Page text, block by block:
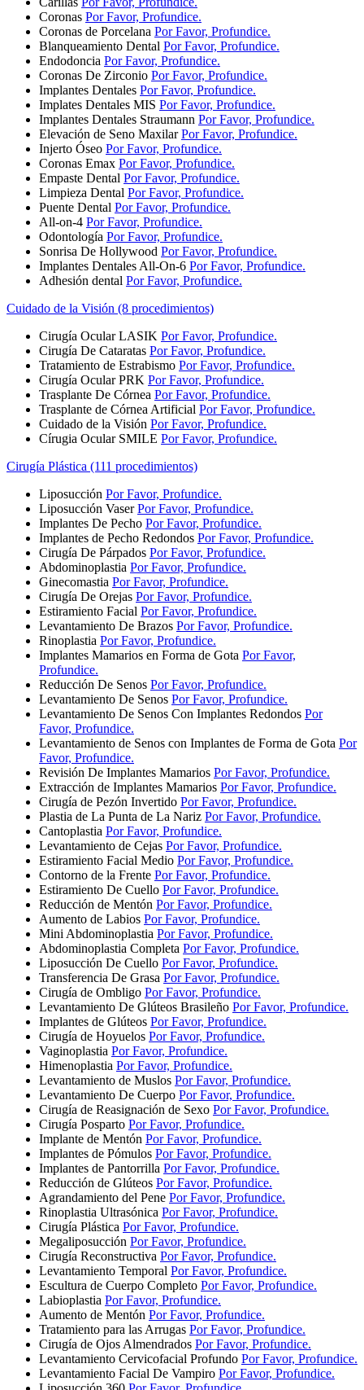
Coronas Por Favor, Profundice.
Coronas de Porcelana Por Favor, Profundice.
Blanqueamiento Dental Por Favor, Profundice.
Endodoncia Por Favor, Profundice.
Coronas De Zirconio Por Favor, Profundice.
Implantes Dentales Por Favor, Profundice.
Implates Dentales MIS Por Favor, Profundice.
Implantes Dentales Straumann Por Favor, Profundice.
Elevación de Seno Maxilar Por Favor, Profundice.
Injerto Óseo Por Favor, Profundice.
Coronas Emax Por Favor, Profundice.
Empaste Dental Por Favor, Profundice.
Limpieza Dental Por Favor, Profundice.
Puente Dental Por Favor, Profundice.
All-on-4 Por Favor, Profundice.
Odontología Por Favor, Profundice.
Sonrisa De Hollywood Por Favor, Profundice.
Implantes Dentales All-On-6 Por Favor, Profundice.
Adhesión dental Por Favor, Profundice.
Cuidado de la Visión (8 procedimientos)
Cirugía Ocular LASIK Por Favor, Profundice.
Cirugía De Cataratas Por Favor, Profundice.
Tratamiento de Estrabismo Por Favor, Profundice.
Cirugía Ocular PRK Por Favor, Profundice.
Trasplante De Córnea Por Favor, Profundice.
Trasplante de Córnea Artificial Por Favor, Profundice.
Cuidado de la Visión Por Favor, Profundice.
Círugia Ocular SMILE Por Favor, Profundice.
Cirugía Plástica (111 procedimientos)
Liposucción Por Favor, Profundice.
Liposucción Vaser Por Favor, Profundice.
Implantes De Pecho Por Favor, Profundice.
Implantes de Pecho Redondos Por Favor, Profundice.
Cirugía De Párpados Por Favor, Profundice.
Abdominoplastia Por Favor, Profundice.
Ginecomastia Por Favor, Profundice.
Cirugía De Orejas Por Favor, Profundice.
Estiramiento Facial Por Favor, Profundice.
Levantamiento De Brazos Por Favor, Profundice.
Rinoplastia Por Favor, Profundice.
Implantes Mamarios en Forma de Gota Por Favor,
Profundice.
Reducción De Senos Por Favor, Profundice.
Levantamiento De Senos Por Favor, Profundice.
Levantamiento De Senos Con Implantes Redondos Por
Favor, Profundice.
Levantamiento de Senos con Implantes de Forma de Gota Por
Favor, Profundice.
Revisión De Implantes Mamarios Por Favor, Profundice.
Extracción de Implantes Mamarios Por Favor, Profundice.
Cirugía de Pezón Invertido Por Favor, Profundice.
Plastia de La Punta de La Nariz Por Favor, Profundice.
Cantoplastia Por Favor, Profundice.
Levantamiento de Cejas Por Favor, Profundice.
Estiramiento Facial Medio Por Favor, Profundice.
Contorno de la Frente Por Favor, Profundice.
Estiramiento De Cuello Por Favor, Profundice.
Reducción de Mentón Por Favor, Profundice.
Aumento de Labios Por Favor, Profundice.
Mini Abdominoplastia Por Favor, Profundice.
Abdominoplastia Completa Por Favor, Profundice.
Liposucción De Cuello Por Favor, Profundice.
Transferencia De Grasa Por Favor, Profundice.
Cirugía de Ombligo Por Favor, Profundice.
Levantamiento De Glúteos Brasileño Por Favor, Profundice.
Implantes de Glúteos Por Favor, Profundice.
Cirugía de Hoyuelos Por Favor, Profundice.
Vaginoplastia Por Favor, Profundice.
Himenoplastia Por Favor, Profundice.
Levantamiento de Muslos Por Favor, Profundice.
Levantamiento De Cuerpo Por Favor, Profundice.
Cirugía de Reasignación de Sexo Por Favor, Profundice.
Cirugía Posparto Por Favor, Profundice.
Implante de Mentón Por Favor, Profundice.
Implantes de Pómulos Por Favor, Profundice.
Implantes de Pantorrilla Por Favor, Profundice.
Reducción de Glúteos Por Favor, Profundice.
Agrandamiento del Pene Por Favor, Profundice.
Rinoplastia Ultrasónica Por Favor, Profundice.
Cirugía Plástica Por Favor, Profundice.
Megaliposucción Por Favor, Profundice.
Cirugía Reconstructiva Por Favor, Profundice.
Levantamiento Temporal Por Favor, Profundice.
Escultura de Cuerpo Completo Por Favor, Profundice.
Labioplastia Por Favor, Profundice.
Aumento de Mentón Por Favor, Profundice.
Tratamiento para las Arrugas Por Favor, Profundice.
Cirugía de Ojos Almendrados Por Favor, Profundice.
Levantamiento Cervicofacial Profundo Por Favor, Profundice.
Levantamiento Facial De Vampiro Por Favor, Profundice.